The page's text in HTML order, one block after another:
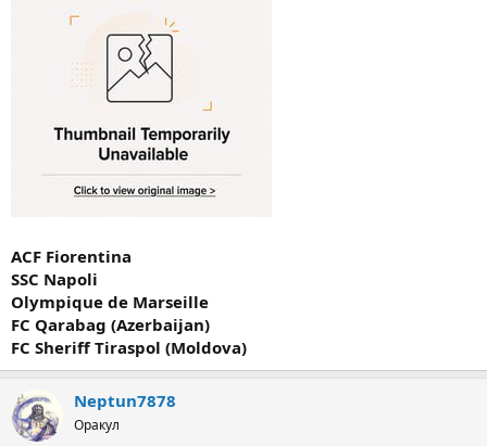
ACF Fiorentina
SSC Napoli
Olympique de Marseille
FC Qarabag (Azerbaijan)
FC Sheriff Tiraspol (Moldova)
Neptun7878
Оракул